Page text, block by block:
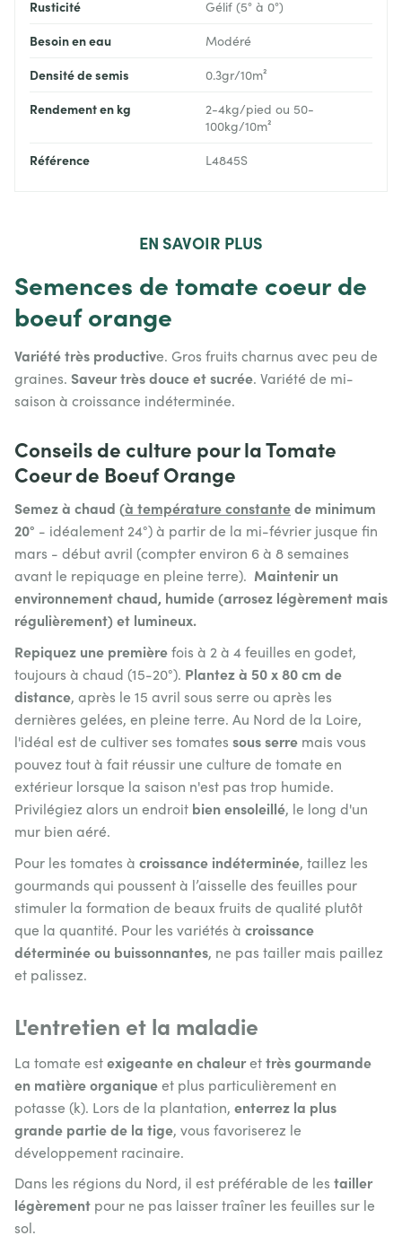
Rusticité Gélif (5° à 0°)
Besoin en eau Modéré
Densité de semis 0.3gr/10m²
Rendement en kg
2-4kg/pied ou 50-
100kg/10m²
Référence L4845S
EN SAVOIR PLUS
Semences de tomate coeur de
boeuf orange
Variété très productive. Gros fruits charnus avec peu de
graines. Saveur très douce et sucrée. Variété de mi-
saison à croissance indéterminée.
Conseils de culture pour la Tomate
Coeur de Boeuf Orange
Semez à chaud (à température constantede minimum
20° - idéalement 24°) à partir de la mi-février jusque fin
mars - début avril (compter environ 6 à 8 semaines
avant le repiquage en pleine terre). Maintenir un
environnement chaud, humide (arrosez légèrement mais
régulièrement) et lumineux.
Repiquez une premièrefois à 2 à 4 feuilles en godet,
toujours à chaud (15-20°). Plantez à 50 x 80 cm de
distance, après le 15 avril sous serre ou après les
dernières gelées, en pleine terre. Au Nord de la Loire,
l'idéal est de cultiver ses tomates sous serre mais vous
pouvez tout à fait réussir une culture de tomate en
extérieur lorsque la saison n'est pas trop humide.
Privilégiez alors un endroit bien ensoleillé, le long d'un
mur bien aéré.
Pour les tomates à croissance indéterminée, taillez les
gourmands qui poussent à l’aisselle des feuilles pour
stimuler la formation de beaux fruits de qualité plutôt
que la quantité. Pour les variétés à croissance
déterminée ou buissonnantes, ne pas tailler mais paillez
et palissez.
L'entretien et la maladie
La tomate estexigeante en chaleurettrès gourmande
en matière organiqueet plus particulièrement en
potasse (k). Lors de la plantation, enterrez la plus
grande partie de la tige, vous favoriserez le
développement racinaire.
Dans les régions du Nord, il est préférable de les tailler
légèrement pour ne pas laisser traîner les feuilles sur le
sol.